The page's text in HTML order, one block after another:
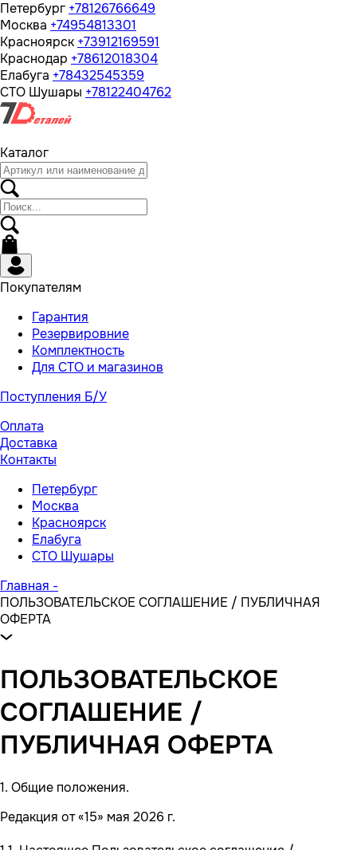
Петербург +78126766649
Москва +74954813301
Красноярск +73912169591
Краснодар +78612018304
Елабуга +78432545359
СТО Шушары +78122404762
Каталог
Покупателям
Гарантия
Резервировние
Комплектность
Для СТО и магазинов
Поступления Б/У
Оплата
Доставка
Контакты
Петербург
Москва
Красноярск
Елабуга
СТО Шушары
Главная -
ПОЛЬЗОВАТЕЛЬСКОЕ СОГЛАШЕНИЕ / ПУБЛИЧНАЯ
ОФЕРТА
ПОЛЬЗОВАТЕЛЬСКОЕ
СОГЛАШЕНИЕ /
ПУБЛИЧНАЯ ОФЕРТА
1. Общие положения.
Редакция от «15» мая 2026 г.